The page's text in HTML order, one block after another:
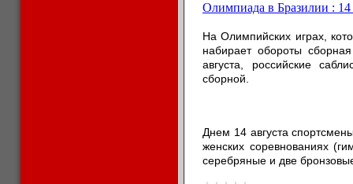
Олимпиада в Бразилии : 14
На Олимпийских играх,
набирает обороты
августа, российские
сборной.
Днем 14 августа
женских соревнованиях
серебряные и две